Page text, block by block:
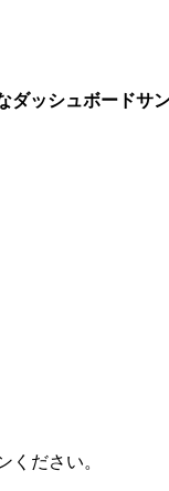
ダッシュボードサ
ださい。